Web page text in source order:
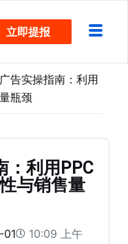
立即提报
告实操指南：利用
瓶颈
：利用PPC
与销售量
10:09 上午